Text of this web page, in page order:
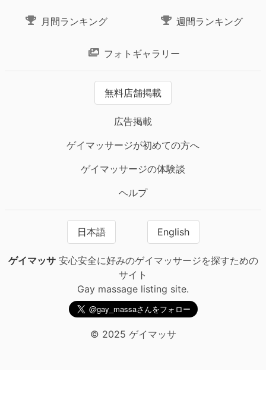
月間ランキング 週間ランキング
フォトギャラリー
無料店舗掲載
広告掲載
ゲイマッサージが初めての方へ
ゲイマッサージの体験談
ヘルプ
日本語 English
ゲイマッサ安心安全に好みのゲイマッサージを探すための
サイト
Gay massage listing site.
© 2025 ゲイマッサ